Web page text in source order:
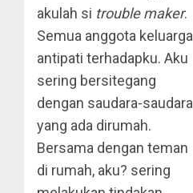
akulah si trouble maker.
Semua anggota keluarga
antipati terhadapku. Aku
sering bersitegang
dengan saudara-saudara
yang ada dirumah.
Bersama dengan teman
di rumah, aku? sering